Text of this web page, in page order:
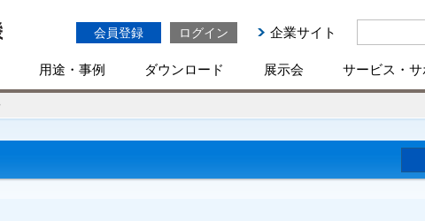
会員登録 ログイン 企業サイト
用途・事例 ダウンロード 展示会 サービス・